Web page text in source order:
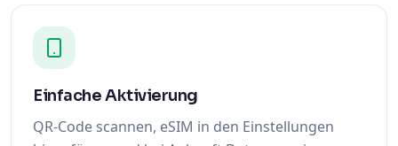
Einfache Aktivierung
QR-Code scannen, eSIM in den Einstellungen